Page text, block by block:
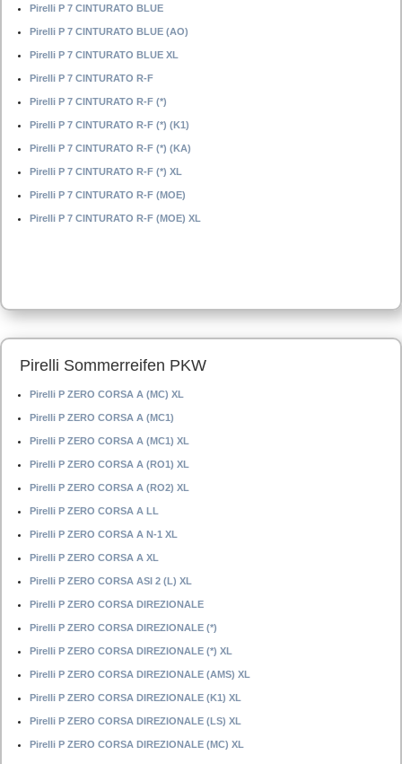
Pirelli P 7 CINTURATO BLUE
Pirelli P 7 CINTURATO BLUE (AO)
Pirelli P 7 CINTURATO BLUE XL
Pirelli P 7 CINTURATO R-F
Pirelli P 7 CINTURATO R-F (*)
Pirelli P 7 CINTURATO R-F (*) (K1)
Pirelli P 7 CINTURATO R-F (*) (KA)
Pirelli P 7 CINTURATO R-F (*) XL
Pirelli P 7 CINTURATO R-F (MOE)
Pirelli P 7 CINTURATO R-F (MOE) XL
Pirelli Sommerreifen PKW
Pirelli P ZERO CORSA A (MC) XL
Pirelli P ZERO CORSA A (MC1)
Pirelli P ZERO CORSA A (MC1) XL
Pirelli P ZERO CORSA A (RO1) XL
Pirelli P ZERO CORSA A (RO2) XL
Pirelli P ZERO CORSA A LL
Pirelli P ZERO CORSA A N-1 XL
Pirelli P ZERO CORSA A XL
Pirelli P ZERO CORSA ASI 2 (L) XL
Pirelli P ZERO CORSA DIREZIONALE
Pirelli P ZERO CORSA DIREZIONALE (*)
Pirelli P ZERO CORSA DIREZIONALE (*) XL
Pirelli P ZERO CORSA DIREZIONALE (AMS) XL
Pirelli P ZERO CORSA DIREZIONALE (K1) XL
Pirelli P ZERO CORSA DIREZIONALE (LS) XL
Pirelli P ZERO CORSA DIREZIONALE (MC) XL